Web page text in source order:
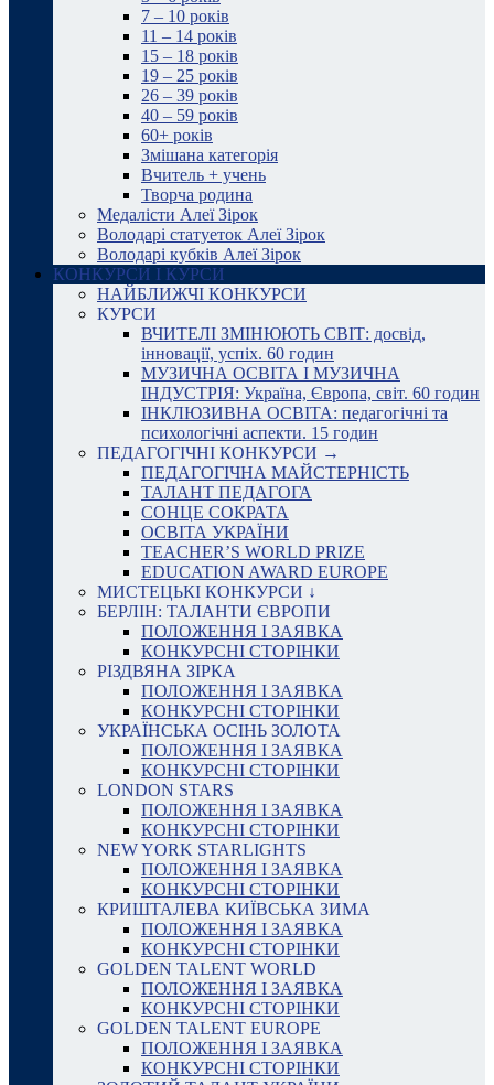
7 – 10 років
11 – 14 років
15 – 18 років
19 – 25 років
26 – 39 років
40 – 59 років
60+ років
Змішана категорія
Вчитель + учень
Творча родина
Медалісти Алеї Зірок
Володарі статуеток Алеї Зірок
Володарі кубків Алеї Зірок
КОНКУРСИ І КУРСИ
НАЙБЛИЖЧІ КОНКУРСИ
КУРСИ
ВЧИТЕЛІ ЗМІНЮЮТЬ СВІТ: досвід,
інновації, успіх. 60 годин
МУЗИЧНА ОСВІТА І МУЗИЧНА
ІНДУСТРІЯ: Україна, Європа, світ. 60 годин
ІНКЛЮЗИВНА ОСВІТА: педагогічні та
психологічні аспекти. 15 годин
ПЕДАГОГІЧНІ КОНКУРСИ →
ПЕДАГОГІЧНА МАЙСТЕРНІСТЬ
ТАЛАНТ ПЕДАГОГА
СОНЦЕ СОКРАТА
ОСВІТА УКРАЇНИ
TEACHER’S WORLD PRIZE
EDUCATION AWARD EUROPE
МИСТЕЦЬКІ КОНКУРСИ ↓
БЕРЛІН: ТАЛАНТИ ЄВРОПИ
ПОЛОЖЕННЯ І ЗАЯВКА
КОНКУРСНІ СТОРІНКИ
РІЗДВЯНА ЗІРКА
ПОЛОЖЕННЯ І ЗАЯВКА
КОНКУРСНІ СТОРІНКИ
УКРАЇНСЬКА ОСІНЬ ЗОЛОТА
ПОЛОЖЕННЯ І ЗАЯВКА
КОНКУРСНІ СТОРІНКИ
LONDON STARS
ПОЛОЖЕННЯ І ЗАЯВКА
КОНКУРСНІ СТОРІНКИ
NEW YORK STARLIGHTS
ПОЛОЖЕННЯ І ЗАЯВКА
КОНКУРСНІ СТОРІНКИ
КРИШТАЛЕВА КИЇВСЬКА ЗИМА
ПОЛОЖЕННЯ І ЗАЯВКА
КОНКУРСНІ СТОРІНКИ
GOLDEN TALENT WORLD
ПОЛОЖЕННЯ І ЗАЯВКА
КОНКУРСНІ СТОРІНКИ
GOLDEN TALENT EUROPE
ПОЛОЖЕННЯ І ЗАЯВКА
КОНКУРСНІ СТОРІНКИ